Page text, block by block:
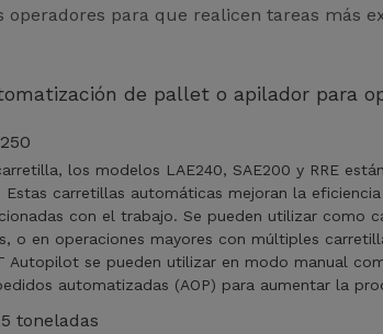
para que realicen tareas más
de pallet o apilador para
los modelos LAE240, SAE200 y RRE
Estas carretillas automáticas mejoran la
con el trabajo. Se pueden utilizar como
o en operaciones mayores con múltiples
Autopilot se pueden utilizar en modo manual
automatizadas (AOP) para aumentar la
toneladas